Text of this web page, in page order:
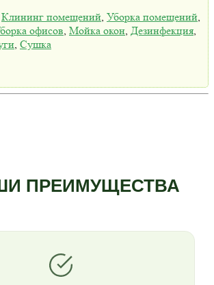
Клининг помещений, Уборка помещений,
офисов, Мойка окон, Дезинфекция,
, Сушка
ПРЕИМУЩЕСТВА